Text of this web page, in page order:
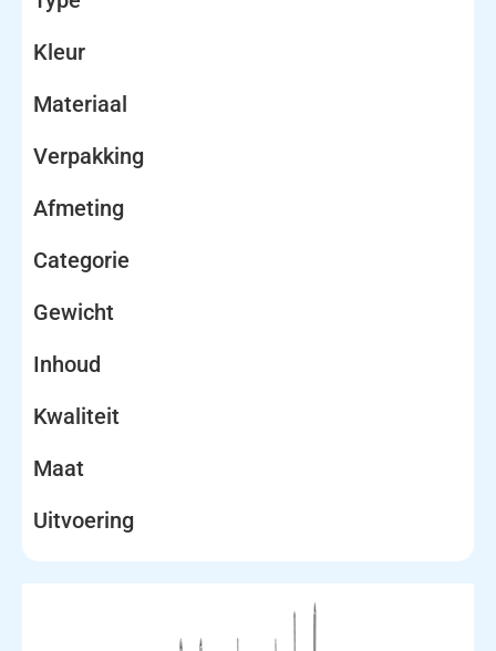
Kleur
Materiaal
Verpakking
Afmeting
Categorie
Gewicht
Inhoud
Kwaliteit
Maat
Uitvoering